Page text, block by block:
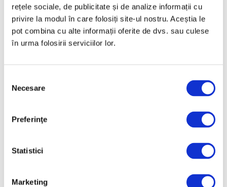
rețele sociale, de publicitate și de analize informații cu
privire la modul în care folosiți site-ul nostru. Aceștia le
pot combina cu alte informații oferite de dvs. sau culese
în urma folosirii serviciilor lor.
consimțământului
Necesare
Preferinţe
Statistici
Marketing
Galliano, al treilea creator de
modă care beneficiază în timpul
vieții de o retrospectivă la Met
7 August 2026
interbelic – Recuperare istorică